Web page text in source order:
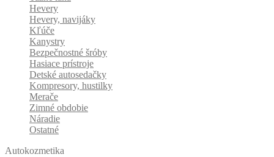
Hevery
Hevery, navijáky
Kľúče
Kanystry
Bezpečnostné šróby
Hasiace prístroje
Detské autosedačky
Kompresory, hustilky
Merače
Zimné obdobie
Náradie
Ostatné
Autokozmetika